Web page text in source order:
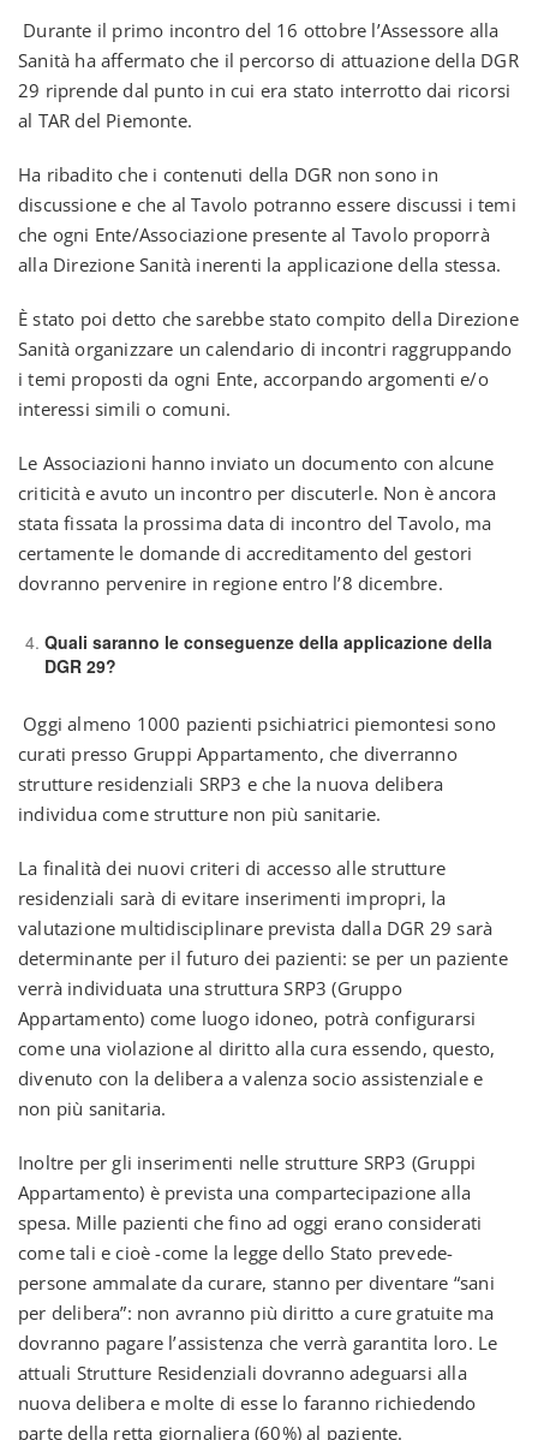
Durante il primo incontro del 16 ottobre l’Assessore alla
Sanità ha affermato che il percorso di attuazione della DGR
29 riprende dal punto in cui era stato interrotto dai ricorsi
al TAR del Piemonte.
Ha ribadito che i contenuti della DGR non sono in
discussione e che al Tavolo potranno essere discussi i temi
che ogni Ente/Associazione presente al Tavolo proporrà
alla Direzione Sanità inerenti la applicazione della stessa.
È stato poi detto che sarebbe stato compito della Direzione
Sanità organizzare un calendario di incontri raggruppando
i temi proposti da ogni Ente, accorpando argomenti e/o
interessi simili o comuni.
Le Associazioni hanno inviato un documento con alcune
criticità e avuto un incontro per discuterle. Non è ancora
stata fissata la prossima data di incontro del Tavolo, ma
certamente le domande di accreditamento del gestori
dovranno pervenire in regione entro l’8 dicembre.
Quali saranno le conseguenze della applicazione della
DGR 29?
Oggi almeno 1000 pazienti psichiatrici piemontesi sono
curati presso Gruppi Appartamento, che diverranno
strutture residenziali SRP3 e che la nuova delibera
individua come strutture non più sanitarie.
La finalità dei nuovi criteri di accesso alle strutture
residenziali sarà di evitare inserimenti impropri, la
valutazione multidisciplinare prevista dalla DGR 29 sarà
determinante per il futuro dei pazienti: se per un paziente
verrà individuata una struttura SRP3 (Gruppo
Appartamento) come luogo idoneo, potrà configurarsi
come una violazione al diritto alla cura essendo, questo,
divenuto con la delibera a valenza socio assistenziale e
non più sanitaria.
Inoltre per gli inserimenti nelle strutture SRP3 (Gruppi
Appartamento) è prevista una compartecipazione alla
spesa. Mille pazienti che fino ad oggi erano considerati
come tali e cioè -come la legge dello Stato prevede-
persone ammalate da curare, stanno per diventare “sani
per delibera”: non avranno più diritto a cure gratuite ma
dovranno pagare l’assistenza che verrà garantita loro. Le
attuali Strutture Residenziali dovranno adeguarsi alla
nuova delibera e molte di esse lo faranno richiedendo
parte della retta giornaliera (60%) al paziente.